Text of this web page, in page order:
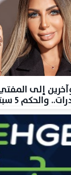
وآخرين إلى
5 سبتمبر